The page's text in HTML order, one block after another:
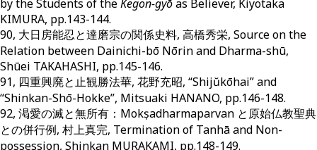
by the Students of theKegon-gyōas Believer, Kiyotaka
KIMURA, pp.143-144.
90, 大日房能忍と達磨宗の関係史料, 高橋秀栄, Source on the
Relation between Dainichi-bō Nōrin and Dharma-shū,
Shūei TAKAHASHI, pp.145-146.
91, 四重興廃と止観勝法華, 花野充昭, “Shijŭkōhai” and
“Shinkan-Shō-Hokke”, Mitsuaki HANANO, pp.146-148.
92, 渇愛の滅と無所有：Mokṣadharmaparvan と原始仏教聖典
との併行例, 村上真完, Termination of Tanhā and Non-
possession, Shinkan MURAKAMI, pp.148-149.